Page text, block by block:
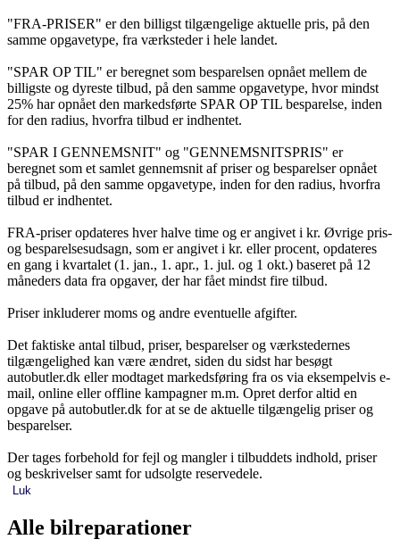
"FRA-PRISER" er den billigst tilgængelige aktuelle pris, på den
samme opgavetype, fra værksteder i hele landet.
"SPAR OP TIL" er beregnet som besparelsen opnået mellem de
billigste og dyreste tilbud, på den samme opgavetype, hvor mindst
25% har opnået den markedsførte SPAR OP TIL besparelse, inden
for den radius, hvorfra tilbud er indhentet.
"SPAR I GENNEMSNIT" og "GENNEMSNITSPRIS" er
beregnet som et samlet gennemsnit af priser og besparelser opnået
på tilbud, på den samme opgavetype, inden for den radius, hvorfra
tilbud er indhentet.
FRA-priser opdateres hver halve time og er angivet i kr. Øvrige pris-
og besparelsesudsagn, som er angivet i kr. eller procent, opdateres
en gang i kvartalet (1. jan., 1. apr., 1. jul. og 1 okt.) baseret på 12
måneders data fra opgaver, der har fået mindst fire tilbud.
Priser inkluderer moms og andre eventuelle afgifter.
Det faktiske antal tilbud, priser, besparelser og værkstedernes
tilgængelighed kan være ændret, siden du sidst har besøgt
autobutler.dk eller modtaget markedsføring fra os via eksempelvis e-
mail, online eller offline kampagner m.m. Opret derfor altid en
opgave på autobutler.dk for at se de aktuelle tilgængelig priser og
besparelser.
Der tages forbehold for fejl og mangler i tilbuddets indhold, priser
og beskrivelser samt for udsolgte reservedele.
Luk
Alle bilreparationer